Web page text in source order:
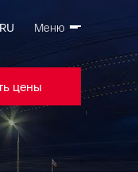
RU Меню
цены